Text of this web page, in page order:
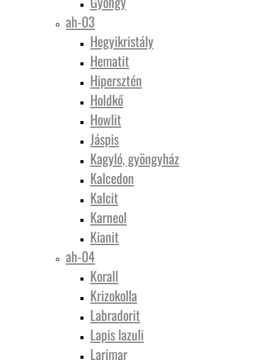
ah-03
Hegyikristály
Hematit
Hipersztén
Holdkő
Howlit
Jáspis
Kagyló, gyöngyház
Kalcedon
Kalcit
Karneol
Kianit
ah-04
Korall
Krizokolla
Labradorit
Lapis lazuli
Larimar